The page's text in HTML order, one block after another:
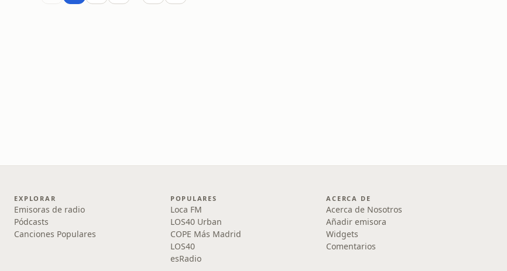
EXPLORAR
Emisoras de radio
Pódcasts
Canciones Populares
POPULARES
Loca FM
LOS40 Urban
COPE Más Madrid
LOS40
esRadio
ACERCA DE
Acerca de Nosotros
Añadir emisora
Widgets
Comentarios